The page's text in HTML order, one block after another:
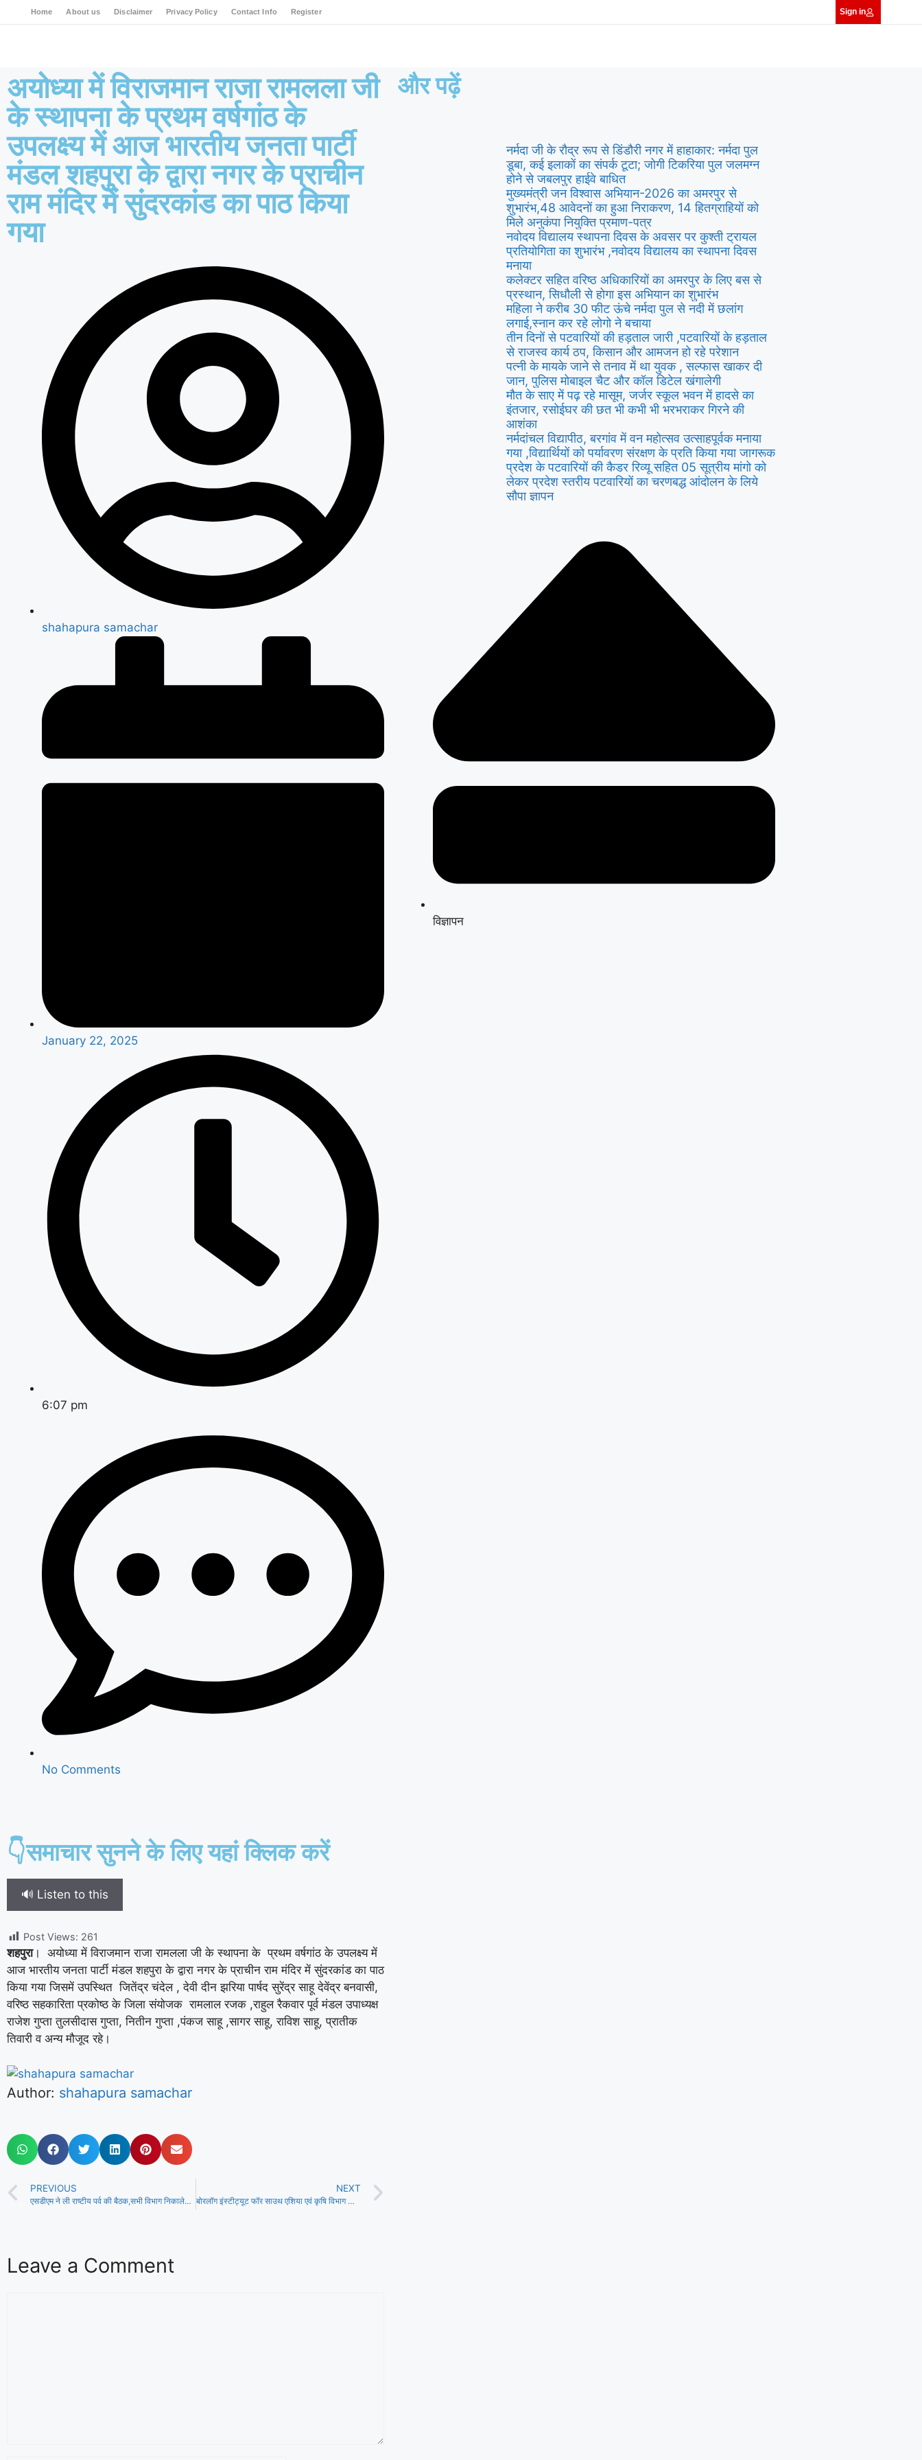
Home About us Disclaimer Privacy Policy Contact Info Register Sign in
अयोध्या में विराजमान राजा रामलला जी
के स्थापना के प्रथम वर्षगांठ के
उपलक्ष्य में आज भारतीय जनता पार्टी
मंडल शहपुरा के द्वारा नगर के प्राचीन
राम मंदिर में सुंदरकांड का पाठ किया
गया
shahapura samachar
January 22, 2025
6:07 pm
No Comments
👇समाचार सुनने के लिए यहां क्लिक करें
🔊 Listen to this
Post Views: 261
शहपुरा। अयोध्या में विराजमान राजा रामलला जी के स्थापना के प्रथम वर्षगांठ के उपलक्ष्य में
आज भारतीय जनता पार्टी मंडल शहपुरा के द्वारा नगर के प्राचीन राम मंदिर में सुंदरकांड का पाठ
किया गया जिसमें उपस्थित जितेंद्र चंदेल , देवी दीन झरिया पार्षद सुरेंद्र साहू देवेंद्र बनवासी,
वरिष्ठ सहकारिता प्रकोष्ठ के जिला संयोजक रामलाल रजक ,राहुल रैकवार पूर्व मंडल उपाध्यक्ष
राजेश गुप्ता तुलसीदास गुप्ता, नितीन गुप्ता ,पंकज साहू ,सागर साहू, राविश साहू, प्रातीक
तिवारी व अन्य मौजूद रहे।
Author: shahapura samachar
PREVIOUS
एसडीएम ने ली राष्टीय पर्व की बैठक,सभी विभाग निकालेगें झांकी ,स्टेडियम में होगा मुख्य समारोह
NEXT
बोरलॉग इंस्टीट्यूट फॉर साउथ एशिया एवं कृषि विभाग डिण्डौरी द्वारा किसानों को कराई गई दो दिवसीय कृषक शैक्षिक अध्ययन यात्रा
Leave a Comment
और पढ़ें
नर्मदा जी के रौद्र रूप से डिंडौरी नगर में हाहाकार: नर्मदा पुल
डूबा, कई इलाकों का संपर्क टूटा; जोगी टिकरिया पुल जलमग्न
होने से जबलपुर हाईवे बाधित
मुख्यमंत्री जन विश्वास अभियान-2026 का अमरपुर से
शुभारंभ,48 आवेदनों का हुआ निराकरण, 14 हितग्राहियों को
मिले अनुकंपा नियुक्ति प्रमाण-पत्र
नवोदय विद्यालय स्थापना दिवस के अवसर पर कुश्ती ट्रायल
प्रतियोगिता का शुभारंभ ,नवोदय विद्यालय का स्थापना दिवस
मनाया
कलेक्टर सहित वरिष्ठ अधिकारियों का अमरपुर के लिए बस से
प्रस्थान, सिधौली से होगा इस अभियान का शुभारंभ
महिला ने करीब 30 फीट ऊंचे नर्मदा पुल से नदी में छलांग
लगाई,स्नान कर रहे लोगो ने बचाया
तीन दिनों से पटवारियों की हड़ताल जारी ,पटवारियों के हड़ताल
से राजस्व कार्य ठप, किसान और आमजन हो रहे परेशान
पत्नी के मायके जाने से तनाव में था युवक , सल्फास खाकर दी
जान, पुलिस मोबाइल चैट और कॉल डिटेल खंगालेगी
मौत के साए में पढ़ रहे मासूम, जर्जर स्कूल भवन में हादसे का
इंतजार, रसोईघर की छत भी कभी भी भरभराकर गिरने की
आशंका
नर्मदांचल विद्यापीठ, बरगांव में वन महोत्सव उत्साहपूर्वक मनाया
गया ,विद्यार्थियों को पर्यावरण संरक्षण के प्रति किया गया जागरूक
प्रदेश के पटवारियों की कैडर रिव्यू सहित 05 सूत्रीय मांगो को
लेकर प्रदेश स्तरीय पटवारियों का चरणबद्ध आंदोलन के लिये
सौपा ज्ञापन
विज्ञापन